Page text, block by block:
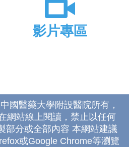
影片專區
國醫藥大學附設醫院所有，
網站線上閱讀，禁止以任何
部分或全部內容 本網站建議
或Google Chrome等瀏覽